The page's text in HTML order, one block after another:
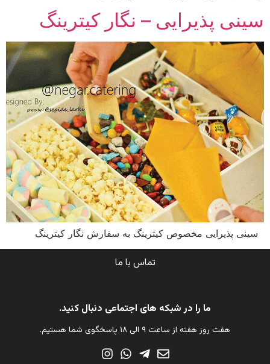
سینی پذیرایی – نگار کیترینگ
سینی پذیرایی مخصوص کیترینگ به سفارش نگار کیترینگ
تماس با ما
ما را در شبکه های اجتماعی دنبال کنید.
هفت روز هفته از ساعت ۹ الی ۱۸ پاسخگوی شما هستیم.